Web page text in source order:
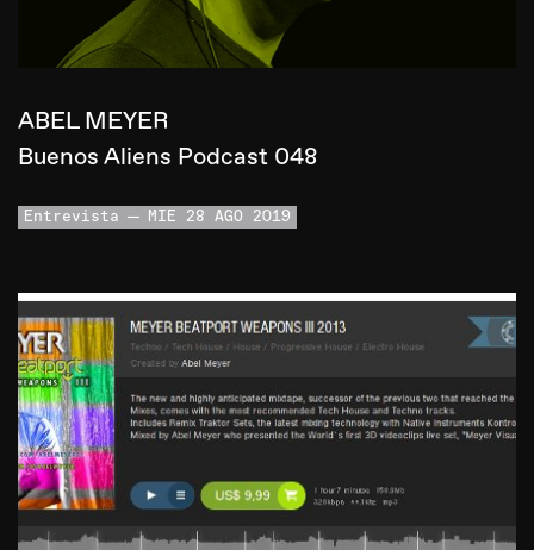
ABEL MEYER
Buenos Aliens Podcast 048
Entrevista MIE 28 AGO 2019